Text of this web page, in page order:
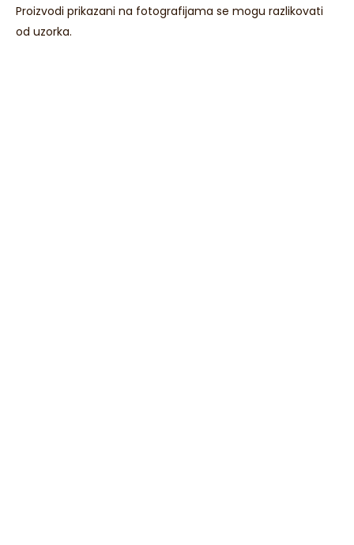
Proizvodi prikazani na fotografijama se mogu razlikovati
od uzorka.